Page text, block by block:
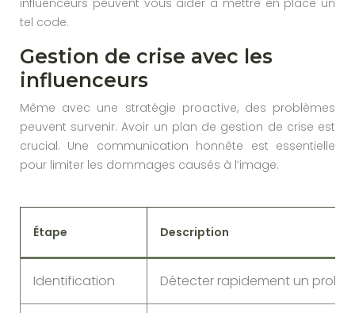
influenceurs peuvent vous aider à mettre en place un
tel code.
Gestion de crise avec les
influenceurs
Même avec une stratégie proactive, des problèmes
peuvent survenir. Avoir un plan de gestion de crise est
crucial. Une communication honnête est essentielle
pour limiter les dommages causés à l’image.
Étape Description
Identification Détecter rapidement un